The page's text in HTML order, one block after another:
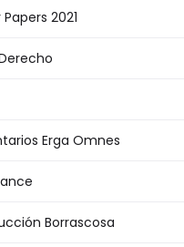
2021
Erga Omnes
Borrascosa